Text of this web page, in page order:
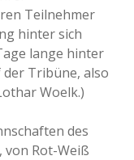
Teilnehmer
hinter sich
lange hinter
Tribüne, also
Woelk.)
des
von Rot-Weiß